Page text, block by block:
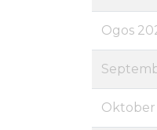
Ogos
Oktober